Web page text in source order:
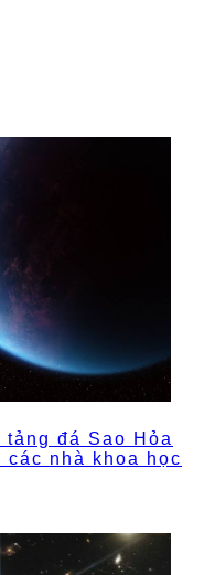
đá Sao Hỏa
nhà khoa học